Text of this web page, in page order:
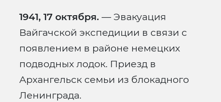
1941, 17 октября. — Эвакуация
Вайгачской экспедиции в связи с
появлением в районе немецких
подводных лодок. Приезд в
Архангельск семьи из блокадного
Ленинграда.